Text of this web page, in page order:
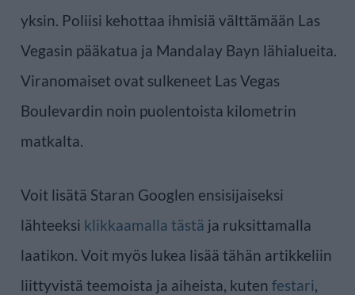
yksin. Poliisi kehottaa ihmisiä välttämään Las
Vegasin pääkatua ja Mandalay Bayn lähialueita.
Viranomaiset ovat sulkeneet Las Vegas
Boulevardin noin puolentoista kilometrin
matkalta.
Voit lisätä Staran Googlen ensisijaiseksi
lähteeksi klikkaamalla tästä ja ruksittamalla
laatikon. Voit myös lukea lisää tähän artikkeliin
liittyvistä teemoista ja aiheista, kuten festari,